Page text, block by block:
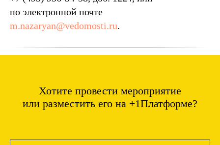
по электронной почте
m.nazaryan@vedomosti.ru.
Хотите провести мероприятие
или разместить его на +1Платформе?